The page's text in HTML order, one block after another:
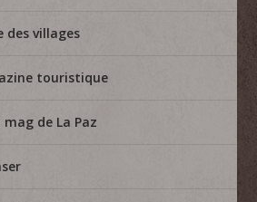
des villages
touristique
de La Paz